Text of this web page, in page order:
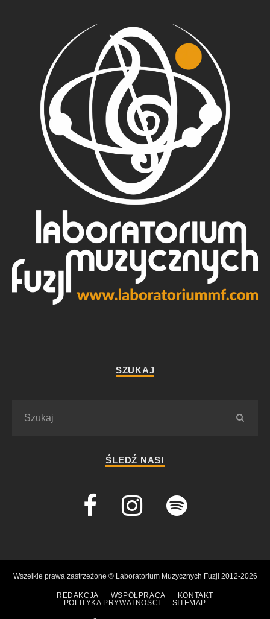
SZUKAJ
ŚLEDŹ NAS!
Wszelkie prawa zastrzeżone © Laboratorium Muzycznych Fuzji 2012-2026
REDAKCJA WSPÓŁPRACA
KONTAKT
POLITYKA PRYWATNOŚCI
SITEMAP